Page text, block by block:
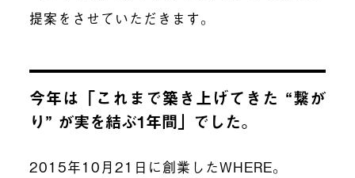
提案をさせていただきます。
今年は「これまで築き上げてきた “繋が
り” が実を結ぶ1年間」でした。
2015年10月21日に創業したWHERE。